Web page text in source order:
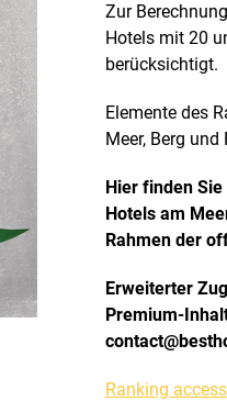
Zur
Hotels mit 20
berücksichtigt.
Elemente des
Meer, Berg
Hier finden
Hotels am
Rahmen der
Erweiterter
Premium-
Ranking access